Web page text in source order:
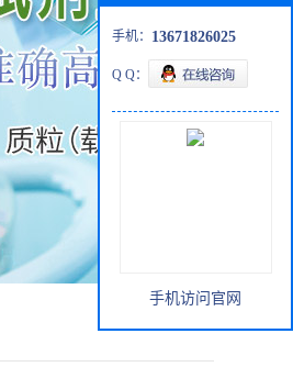
手机： 13671826025
Q Q：
手机访问官网